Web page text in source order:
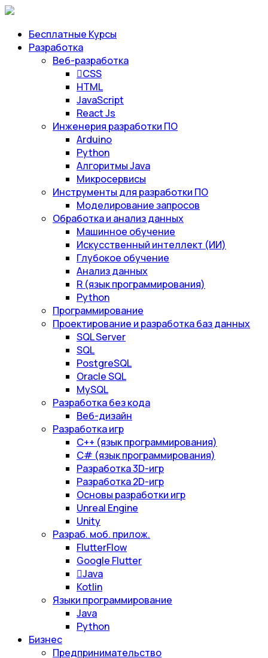
Бесплатные Курсы
Разработка
Веб-разработка
CSS
HTML
JavaScript
React Js
Инженерия разработки ПО
Arduino
Python
Алгоритмы Java
Микросервисы
Инструменты для разработки ПО
Моделирование запросов
Обработка и анализ данных
Машинное обучение
Искусственный интеллект (ИИ)
Глубокое обучение
Анализ данных
R (язык программирования)
Python
Программирование
Проектирование и разработка баз данных
SQL Server
SQL
PostgreSQL
Oracle SQL
MySQL
Разработка без кода
Веб-дизайн
Разработка игр
С++ (язык программирования)
С# (язык программирования)
Разработка 3D-игр
Разработка 2D-игр
Основы разработки игр
Unreal Engine
Unity
Разраб. моб. прилож.
FlutterFlow
Google Flutter
Java
Kotlin
Языки программирование
Java
Python
Бизнес
Предпринимательство